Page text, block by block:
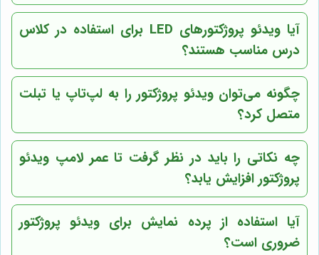
آیا ویدئو پروژکتورهای LED برای استفاده در کلاس
درس مناسب هستند؟
چگونه می‌توان ویدئو پروژکتور را به لپ‌تاپ یا تبلت
متصل کرد؟
چه نکاتی را باید در نظر گرفت تا عمر لامپ ویدئو
پروژکتور افزایش یابد؟
آیا استفاده از پرده نمایش برای ویدئو پروژکتور
ضروری است؟